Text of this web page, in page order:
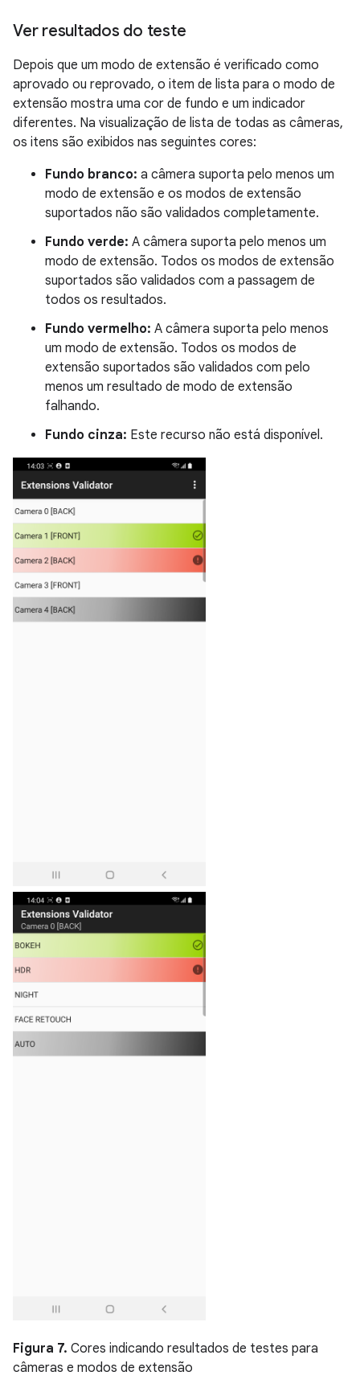
Ver resultados do teste
Depois que um modo de extensão é verificado como
aprovado ou reprovado, o item de lista para o modo de
extensão mostra uma cor de fundo e um indicador
diferentes. Na visualização de lista de todas as câmeras,
os itens são exibidos nas seguintes cores:
Fundo branco: a câmera suporta pelo menos um
modo de extensão e os modos de extensão
suportados não são validados completamente.
Fundo verde: A câmera suporta pelo menos um
modo de extensão. Todos os modos de extensão
suportados são validados com a passagem de
todos os resultados.
Fundo vermelho: A câmera suporta pelo menos
um modo de extensão. Todos os modos de
extensão suportados são validados com pelo
menos um resultado de modo de extensão
falhando.
Fundo cinza: Este recurso não está disponível.
Figura 7. Cores indicando resultados de testes para
câmeras e modos de extensão